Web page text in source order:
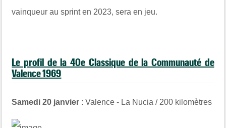
vainqueur au sprint en 2023, sera en jeu.
Le profil de la 40e Classique de la Communauté de
Valence 1969
Samedi 20 janvier : Valence - La Nucia / 200 kilomètres